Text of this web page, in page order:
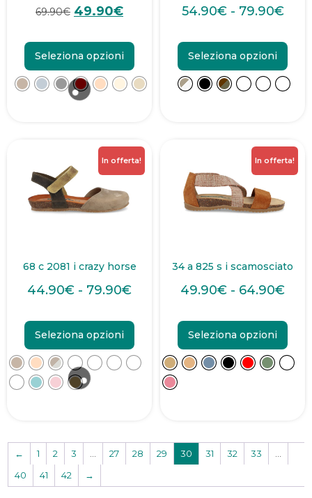
69.90€ 49.90€
Seleziona opzioni
54.90€ - 79.90€
Seleziona opzioni
In offerta!
68 c 2081 i crazy horse
44.90€ - 79.90€
Seleziona opzioni
In offerta!
34 a 825 s i scamosciato
49.90€ - 64.90€
Seleziona opzioni
← 1 2 3 … 27 28 29 30 31 32 33
…
40
41 42 →